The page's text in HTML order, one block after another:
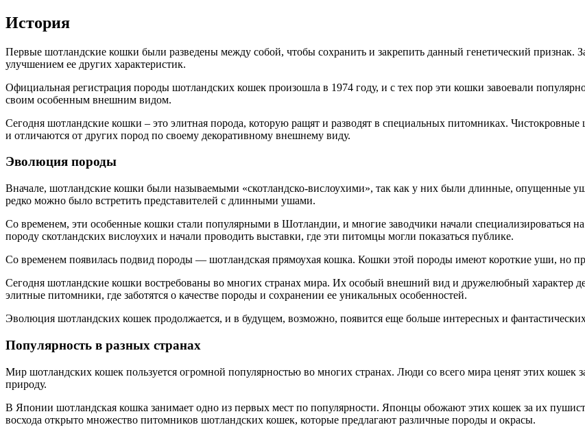
История
Первые шотландские кошки были разведены между собой, чтобы сохранить и закрепить данный генетический признак.
улучшением ее других характеристик.
Официальная регистрация породы шотландских кошек произошла в 1974 году, и с тех пор эти кошки завоевали
своим особенным внешним видом.
Сегодня шотландские кошки – это элитная порода, которую ращят и разводят в специальных питомниках.
и отличаются от других пород по своему декоративному внешнему виду.
Эволюция породы
Вначале, шотландские кошки были называемыми «скотландско-вислоухими», так как у них были длинные, опущенные
редко можно было встретить представителей с длинными ушами.
Со временем, эти особенные кошки стали популярными в Шотландии, и многие заводчики начали специализироваться
породу скотландских вислоухих и начали проводить выставки, где эти питомцы могли показаться публике.
Со временем появилась подвид породы — шотландская прямоухая кошка. Кошки этой породы имеют короткие уши, но
Сегодня шотландские кошки востребованы во многих странах мира. Их особый внешний вид и дружелюбный
элитные питомники, где заботятся о качестве породы и сохранении ее уникальных особенностей.
Эволюция шотландских кошек продолжается, и в будущем, возможно, появится еще больше интересных и
Популярность в разных странах
Мир шотландских кошек пользуется огромной популярностью во многих странах. Люди со всего мира ценят этих
природу.
В Японии шотландская кошка занимает одно из первых мест по популярности. Японцы обожают этих кошек за их
восхода открыто множество питомников шотландских кошек, которые предлагают различные породы и окрасы.